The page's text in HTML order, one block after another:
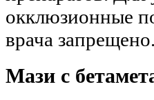
окклюзионные
врача запрещено.
Мази с